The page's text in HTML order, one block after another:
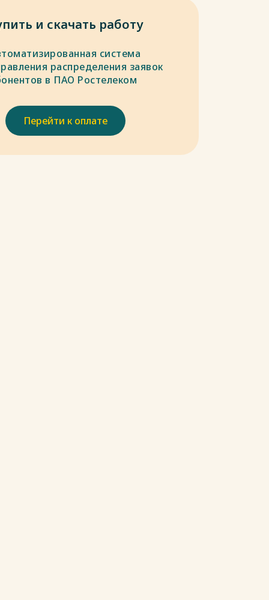
и скачать работу
система
распределения заявок
в ПАО Ростелеком
Перейти к оплате